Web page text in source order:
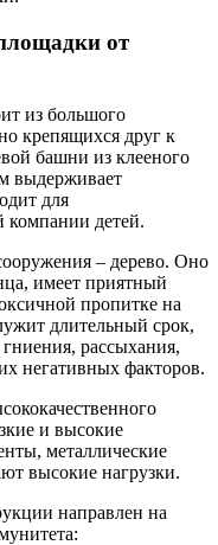
от
из большого
крепящихся друг к
башни из клееного
выдерживает
для
компании детей.
– дерево. Оно
имеет приятный
пропитке на
длительный срок,
рассыхания,
негативных факторов.
и высокие
металлические
высокие нагрузки.
направлен на